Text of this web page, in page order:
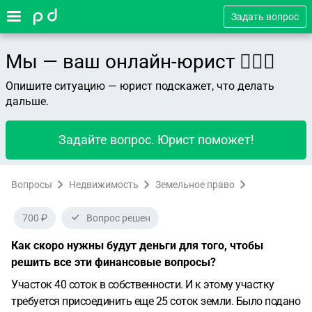
Задать вопрос
Мы — ваш онлайн-юрист 👨🏻‍⚖️
Опишите ситуацию — юрист подскажет, что делать
дальше.
Задайте вопрос. Юрист поможет!
Вопросы Недвижимость Земельное право
700 ₽ Вопрос решен
Как скоро нужны будут деньги для того, чтобы
решить все эти финансовые вопросы?
Участок 40 соток в собственности. И к этому участку
требуется присоединить еще 25 соток земли. Было подано